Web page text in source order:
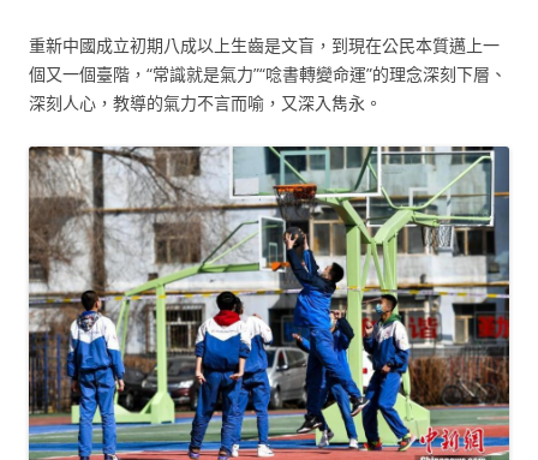
重新中國成立初期八成以上生齒是文盲，到現在公民本質邁上一
個又一個臺階，“常識就是氣力”“唸書轉變命運”的理念深刻下層、
深刻人心，教導的氣力不言而喻，又深入雋永。